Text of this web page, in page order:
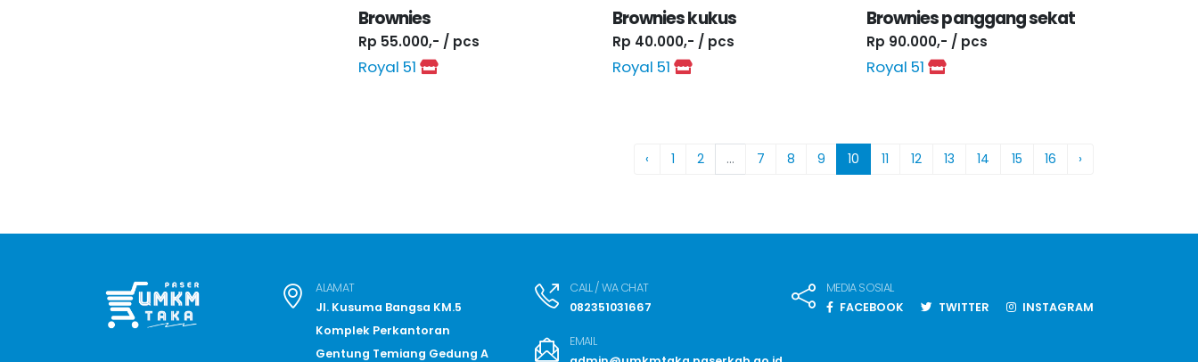
Brownies
Rp 55.000,- / pcs
Royal 51
Brownies kukus
Rp 40.000,- / pcs
Royal 51
Brownies panggang sekat
Rp 90.000,- / pcs
Royal 51
‹ 1 2 ... 7 8 9 10 11 12 13 14 15 16 ›
ALAMAT
Jl. Kusuma Bangsa KM.5
Komplek Perkantoran
Gentung Temiang Gedung A
CALL / WA CHAT
082351031667
EMAIL
MEDIA SOSIAL
FACEBOOK
TWITTER INSTAGRAM